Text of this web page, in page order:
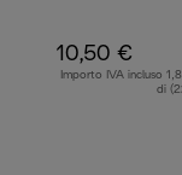
10,50 €
Importo IVA incluso
di